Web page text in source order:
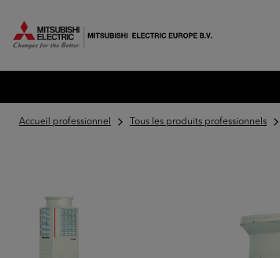
MITSUBISHI ELECTRIC EUROPE
Accueil professionnel Tous les produits professionnels